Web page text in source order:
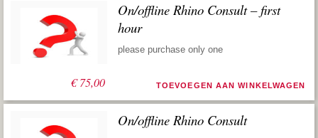
€75,00
On/offline Rhino Consult – first
hour
please purchase only one
TOEVOEGEN AAN WINKELWAGEN
On/offline Rhino Consult